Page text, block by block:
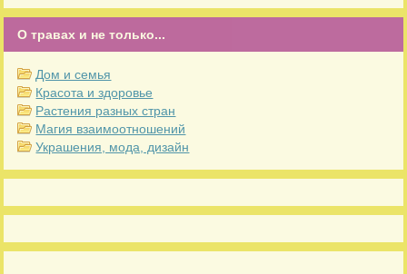
О травах и не только...
Дом и семья
Красота и здоровье
Растения разных стран
Магия взаимоотношений
Украшения, мода, дизайн